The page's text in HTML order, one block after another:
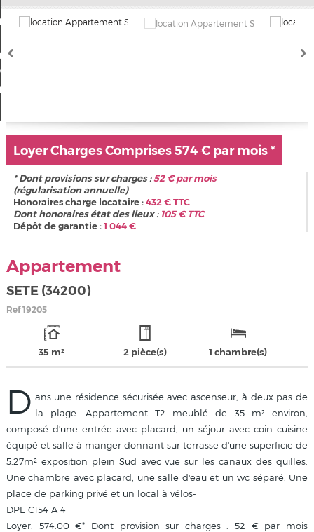
sélection
Loyer Charges Comprises574 € par mois*
* Dont provisions sur charges :52€ par mois
(régularisation annuelle)
Honoraires charge locataire :432€ TTC
Dont honoraires état des lieux : 105€ TTC
Dépôt de garantie :1 044€
Appartement
SETE (34200)
Ref19205
35 m² 2 pièce(s) 1 chambre(s)
D ans une résidence sécurisée avec ascenseur, à deux pas de
la plage. Appartement T2 meublé de 35 m² environ,
composé d'une entrée avec placard, un séjour avec coin cuisine
équipé et salle à manger donnant sur terrasse d'une superficie de
5.27m² exposition plein Sud avec vue sur les canaux des quilles.
Une chambre avec placard, une salle d'eau et un wc séparé. Une
place de parking privé et un local à vélos-
DPE C154 A 4
Loyer: 574.00 €* Dont provision sur charges : 52 € par mois